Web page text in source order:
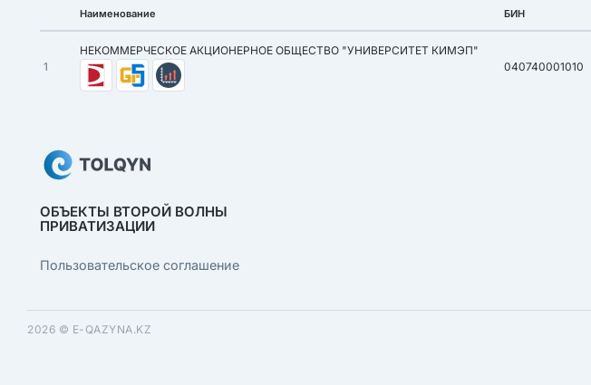
Наименование БИН
1
НЕКОММЕРЧЕСКОЕ АКЦИОНЕРНОЕ ОБЩЕСТВО "УНИВЕРСИТЕТ КИМЭП"
040740001010
ОБЪЕКТЫ ВТОРОЙ ВОЛНЫ
ПРИВАТИЗАЦИИ
Пользовательское соглашение
2026 © E-QAZYNA.KZ